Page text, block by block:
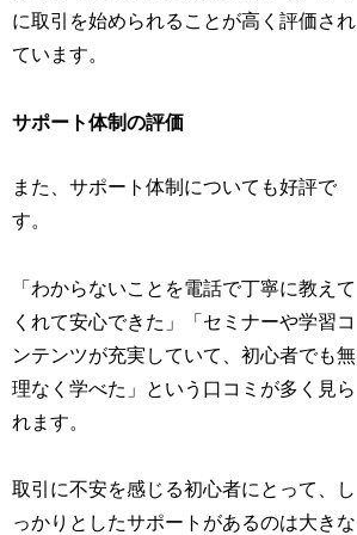
に取引を始められることが高く評価され
ています。
サポート体制の評価
また、サポート体制についても好評で
す。
「わからないことを電話で丁寧に教えて
くれて安心できた」「セミナーや学習コ
ンテンツが充実していて、初心者でも無
理なく学べた」という口コミが多く見ら
れます。
取引に不安を感じる初心者にとって、し
っかりとしたサポートがあるのは大きな